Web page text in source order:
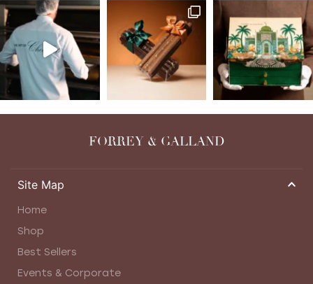
FORREY & GALLAND
Site Map
Home
Shop
Best Sellers
Events & Corporate